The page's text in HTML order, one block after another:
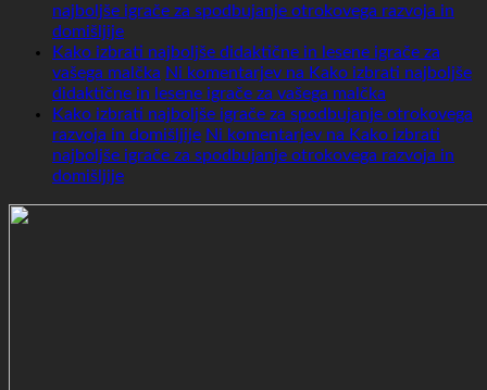
najboljše igrače za spodbujanje otrokovega razvoja in
domišljije
Kako izbrati najboljše didaktične in lesene igrače za
vašega malčka Ni komentarjev na Kako izbrati najboljše
didaktične in lesene igrače za vašega malčka
Kako izbrati najboljše igrače za spodbujanje otrokovega
razvoja in domišljije Ni komentarjev na Kako izbrati
najboljše igrače za spodbujanje otrokovega razvoja in
domišljije